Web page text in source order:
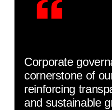
Corporate
cornerstone of
reinforcing
and sustainable